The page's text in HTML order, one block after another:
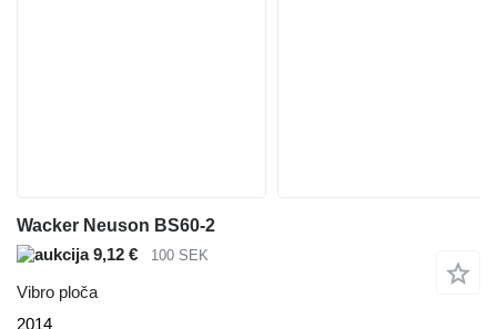
Wacker Neuson BS60-2
9,12 €
100 SEK
Vibro ploča
2014